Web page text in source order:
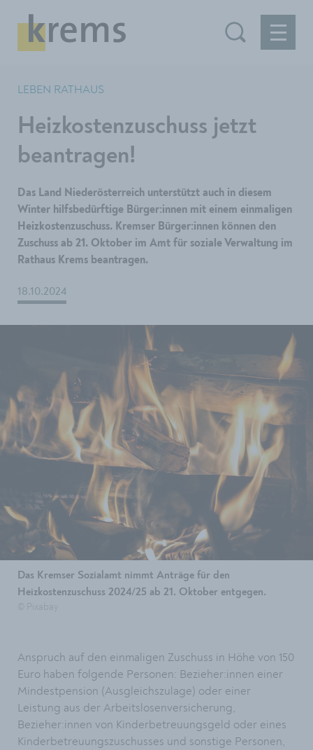
LEBEN RATHAUS
Heizkostenzuschuss jetzt
beantragen!
Das Land Niederösterreich unterstützt auch in diesem
Winter hilfsbedürftige Bürger:innen mit einem einmaligen
Heizkostenzuschuss. Kremser Bürger:innen können den
Zuschuss ab 21. Oktober im Amt für soziale Verwaltung im
Rathaus Krems beantragen.
18.10.2024
Das Kremser Sozialamt nimmt Anträge für den
Heizkostenzuschuss 2024/25 ab 21. Oktober entgegen.
Anspruch auf den einmaligen Zuschuss in Höhe von 150
Euro haben folgende Personen: Bezieher:innen einer
Mindestpension (Ausgleichszulage) oder einer
Leistung aus der Arbeitslosenversicherung,
Bezieher:innen von Kinderbetreuungsgeld oder eines
Kinderbetreuungszuschusses und sonstige Personen,